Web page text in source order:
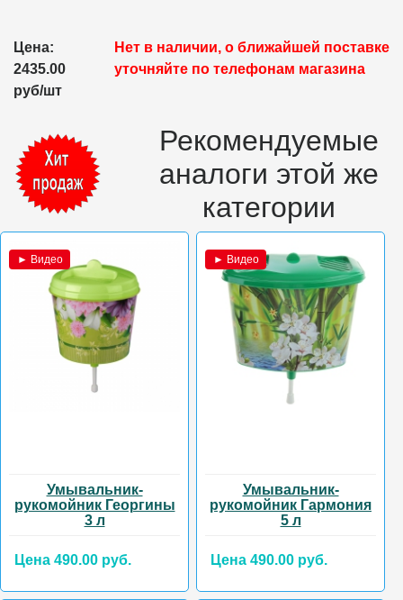
Цена:
2435.00
руб/шт
Нет в наличии, о ближайшей поставке
уточняйте по телефонам магазина
Рекомендуемые
аналоги этой же
категории
► Видео
Умывальник-
рукомойник Георгины
3 л
Цена 490.00 руб.
► Видео
Умывальник-
рукомойник Гармония
5 л
Цена 490.00 руб.